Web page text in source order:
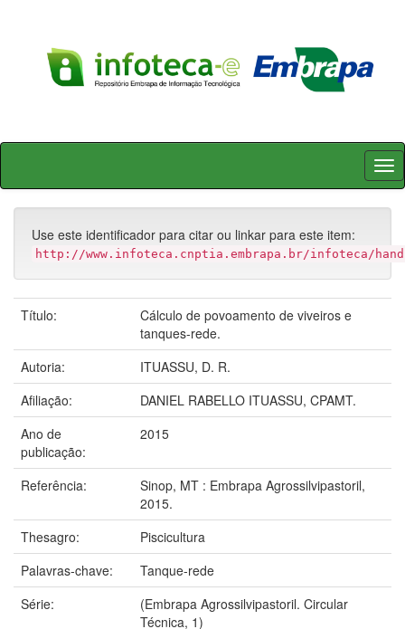
Skip
Use este identificador para citar ou linkar para este item:
http://www.infoteca.cnptia.embrapa.br/infoteca/
Título:
Cálculo de povoamento de viveiros e
tanques-rede.
Autoria:
ITUASSU, D. R.
Afiliação:
DANIEL RABELLO ITUASSU, CPAMT.
Ano de
publicação:
2015
Referência:
Sinop, MT : Embrapa Agrossilvipastoril,
2015.
Thesagro:
Piscicultura
Palavras-chave:
Tanque-rede
Série:
(Embrapa Agrossilvipastoril. Circular
Técnica, 1)